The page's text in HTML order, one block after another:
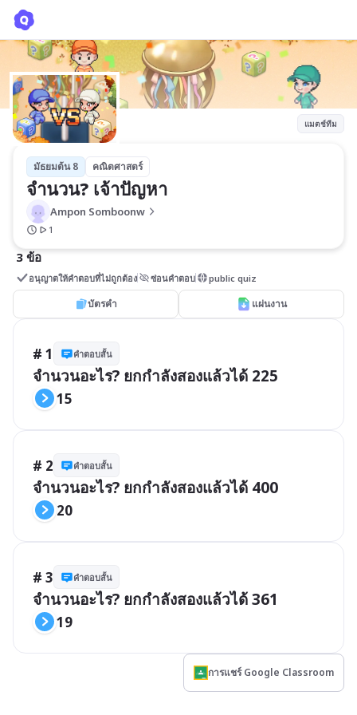
แมตช์ทีม
มัธยมต้น 8 คณิตศาสตร์
จำนวน? เจ้าปัญหา
Ampon Somboonw
1
3 ข้อ
อนุญาตให้คำตอบที่ไม่ถูกต้อง ซ่อนคำตอบ public quiz
บัตรคำ แผ่นงาน
# 1 คำตอบสั้น
จำนวนอะไร? ยกกำลังสองแล้วได้ 225
15
# 2 คำตอบสั้น
จำนวนอะไร? ยกกำลังสองแล้วได้ 400
20
# 3 คำตอบสั้น
จำนวนอะไร? ยกกำลังสองแล้วได้ 361
19
การแชร์ Google Classroom